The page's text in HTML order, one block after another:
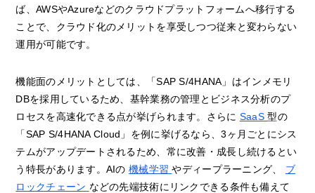
ば、AWSやAzureなどのクラウドプラットフォームへ移行する
ことで、クラウド化のメリットを享受しつつ従来と変わらない
運用が可能です。
機能面のメリットとしては、「SAP S/4HANA」はインメモリ
DBを採用しているため、基幹業務の管理とビジネス分析のプ
ロセスを高速化できる点が挙げられます。さらに SaaS型の
「SAP S/4HANA Cloud」を例に挙げるなら、3ヶ月ごとにシス
テムがアップデートされるため、常に改善・成長し続けるとい
う特長があります。AIの機械学習やディープラーニング、 ブ
ロックチェーン などの先端技術にリンクできる条件も備えて